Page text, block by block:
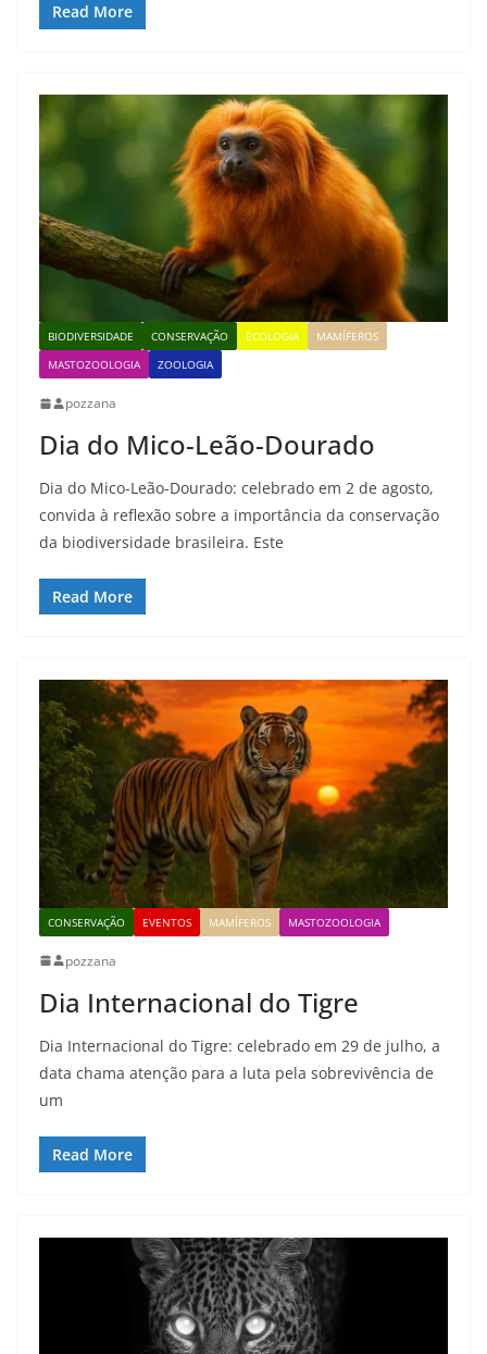
Read More
BIODIVERSIDADE CONSERVAÇÃO ECOLOGIA
MAMÍFEROS
MASTOZOOLOGIA
ZOOLOGIA
pozzana
Dia do Mico-Leão-Dourado
Dia do Mico-Leão-Dourado: celebrado em 2 de agosto,
convida à reflexão sobre a importância da conservação
da biodiversidade brasileira. Este
Read More
CONSERVAÇÃO EVENTOS MAMÍFEROS MASTOZOOLOGIA
pozzana
Dia Internacional do Tigre
Dia Internacional do Tigre: celebrado em 29 de julho, a
data chama atenção para a luta pela sobrevivência de
um
Read More